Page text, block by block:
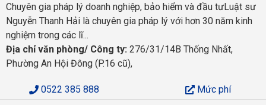
Chuyên gia pháp lý doanh nghiệp, bảo hiểm và đầu tưLuật sư
Nguyễn Thanh Hải là chuyên gia pháp lý với hơn 30 năm kinh
nghiệm trong các lĩ...
Địa chỉ văn phòng/ Công ty: 276/31/14B Thống Nhất,
Phường An Hội Đông (P.16 cũ),
0522 385 888
Mức phí